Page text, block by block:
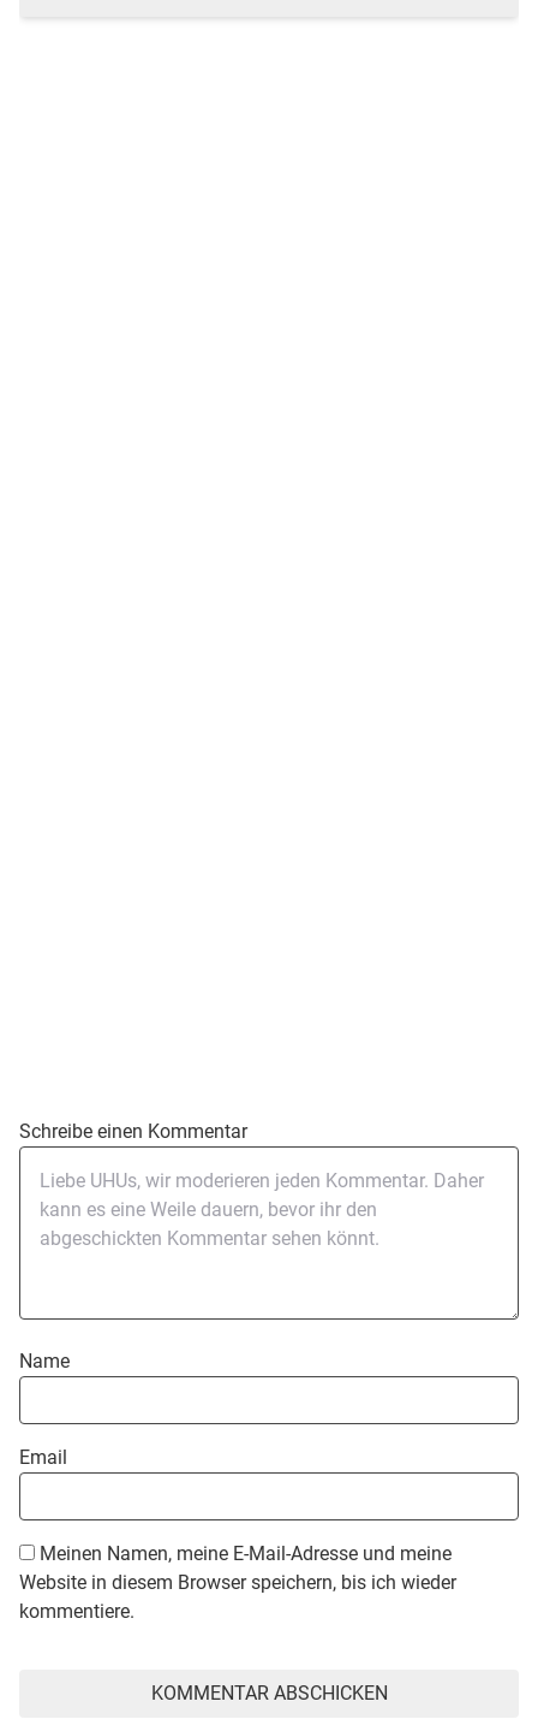
Schreibe einen Kommentar
Name
Email
Meinen Namen, meine E-Mail-Adresse und meine
Website in diesem Browser speichern, bis ich wieder
kommentiere.